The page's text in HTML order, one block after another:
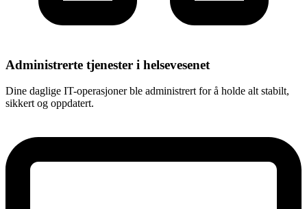
Administrerte tjenester i helsevesenet
Dine daglige IT-operasjoner ble administrert for å holde alt stabilt,
sikkert og oppdatert.